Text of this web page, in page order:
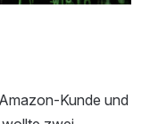
Kunde und